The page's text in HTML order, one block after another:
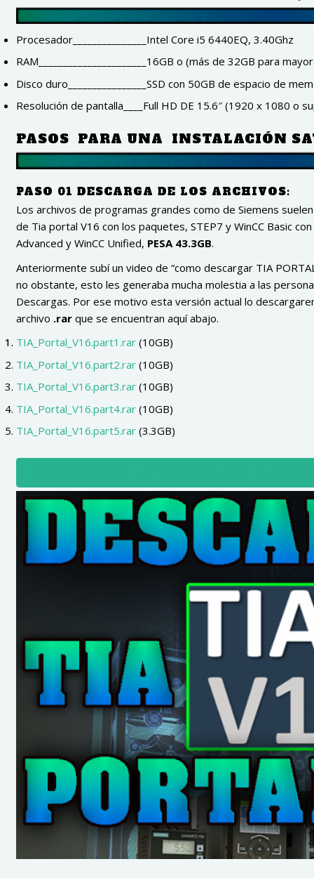
Procesador_______________Intel Core i5 6440EQ, 3.40Ghz
RAM______________________16GB o (más de 32GB para
Disco duro________________SSD con 50GB de espacio de
Resolución de pantalla____Full HD DE 15.6″ (1920 x 1080 o
PASOS PARA UNA INSTALACIÓN
PASO 01 DESCARGA DE LOS ARCHIVOS:
Los archivos de programas grandes como de Siemens
de Tia portal V16 con los paquetes, STEP7 y WinCC Basic
Advanced y WinCC Unified, PESA 43.3GB.
Anteriormente subí un video de “como descargar TIA
no obstante, esto les generaba mucha molestia a las
Descargas. Por ese motivo esta versión actual lo
archivo .rarque se encuentran aquí abajo.
TIA_Portal_V16.part1.rar(10GB)
TIA_Portal_V16.part2.rar (10GB)
TIA_Portal_V16.part3.rar (10GB)
TIA_Portal_V16.part4.rar (10GB)
TIA_Portal_V16.part5.rar (3.3GB)